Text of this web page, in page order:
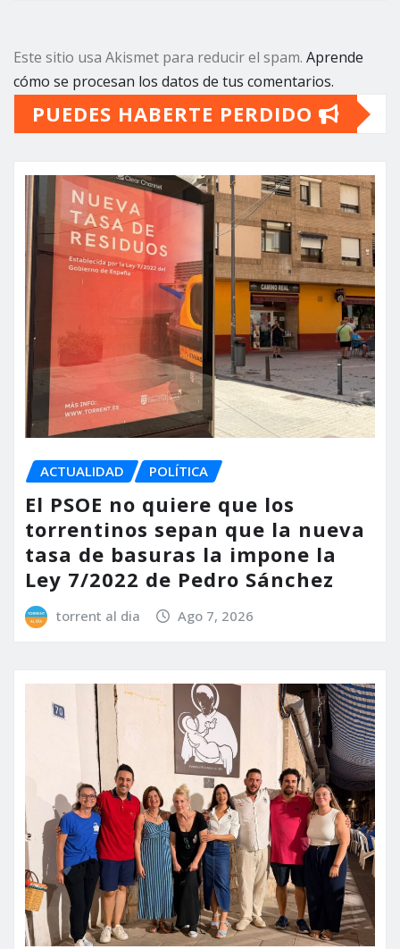
Este sitio usa Akismet para reducir el spam. Aprende
cómo se procesan los datos de tus comentarios.
PUEDES HABERTE PERDIDO
ACTUALIDAD POLÍTICA
El PSOE no quiere que los
torrentinos sepan que la nueva
tasa de basuras la impone la
Ley 7/2022 de Pedro Sánchez
torrent al dia Ago 7, 2026